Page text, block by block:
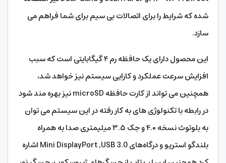
شده که شرایط را برای اتصالات بی سیم برای شما فراهم می
سازد.
این محصول دارای یک حافظه رم ۴ گیگابایتی است که سبب
افزایش سرعت عملکرد و کارایی سیستم نیز خواهد شد،
همچنین می‌ تواند از کارت حافظه microSD نیز بهره مند شود
در رابطه با تکنولوژی های به کار رفته در این سیستم می توان
به بلوتوث نسخه ۴.۰ و جک ۳.۵ میلیمتری صدا به همراه
بلندگو استریو و درگاه‌های Mini DisplayPort ,USB 3.0 اشاره